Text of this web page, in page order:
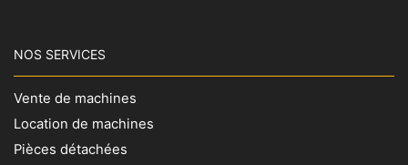
NOS SERVICES
Vente de machines
Location de machines
Pièces détachées